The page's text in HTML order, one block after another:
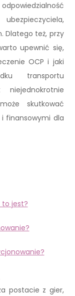
Dlatego też, przy
upewnić się,
OCP i jaki
transportu
skutkować
finansowymi dla
to jest?
postacie z gier,